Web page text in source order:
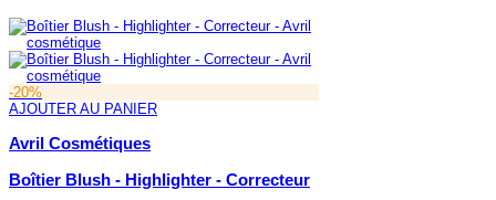
-20%
AJOUTER AU PANIER
Avril Cosmétiques
Boîtier Blush - Highlighter - Correcteur